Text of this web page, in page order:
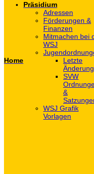
Home
Präsidium
Adressen
Förderungen &
Finanzen
Mitmachen bei
WSJ
Letzte
SVW
&
WSJ Grafik
Vorlagen